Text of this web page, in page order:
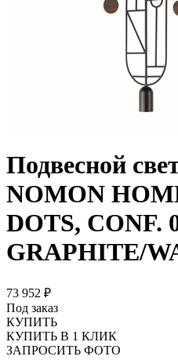
Подвесной
NOMON
DOTS, CONF.
GRAPHITE/
73 952 ₽
Под заказ
КУПИТЬ
КУПИТЬ В 1 КЛИК
ЗАПРОСИТЬ ФОТО